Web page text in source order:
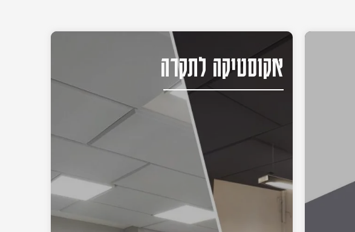
אקוסטיקה לתקרה